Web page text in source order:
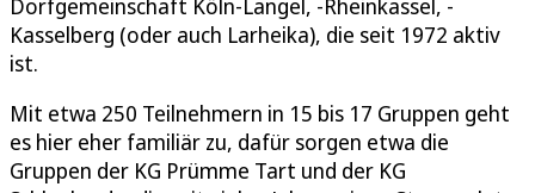
Dorfgemeinschaft Köln-Langel, -Rheinkassel, -
Kasselberg (oder auch Larheika), die seit 1972 aktiv
ist.
Mit etwa 250 Teilnehmern in 15 bis 17 Gruppen geht
es hier eher familiär zu, dafür sorgen etwa die
Gruppen der KG Prümme Tart und der KG